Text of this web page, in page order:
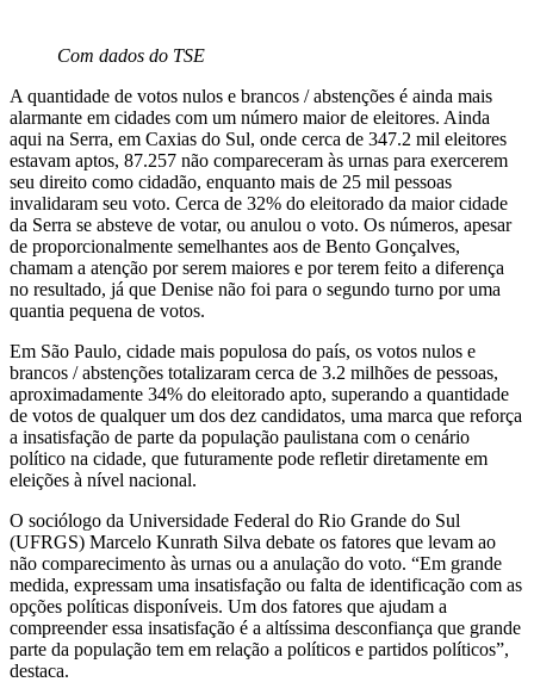
Com dados do TSE
A quantidade de votos nulos e brancos / abstenções é ainda mais
alarmante em cidades com um número maior de eleitores. Ainda
aqui na Serra, em Caxias do Sul, onde cerca de 347.2 mil eleitores
estavam aptos, 87.257 não compareceram às urnas para exercerem
seu direito como cidadão, enquanto mais de 25 mil pessoas
invalidaram seu voto. Cerca de 32% do eleitorado da maior cidade
da Serra se absteve de votar, ou anulou o voto. Os números, apesar
de proporcionalmente semelhantes aos de Bento Gonçalves,
chamam a atenção por serem maiores e por terem feito a diferença
no resultado, já que Denise não foi para o segundo turno por uma
quantia pequena de votos.
Em São Paulo, cidade mais populosa do país, os votos nulos e
brancos / abstenções totalizaram cerca de 3.2 milhões de pessoas,
aproximadamente 34% do eleitorado apto, superando a quantidade
de votos de qualquer um dos dez candidatos, uma marca que reforça
a insatisfação de parte da população paulistana com o cenário
político na cidade, que futuramente pode refletir diretamente em
eleições à nível nacional.
O sociólogo da Universidade Federal do Rio Grande do Sul
(UFRGS) Marcelo Kunrath Silva debate os fatores que levam ao
não comparecimento às urnas ou a anulação do voto. “Em grande
medida, expressam uma insatisfação ou falta de identificação com as
opções políticas disponíveis. Um dos fatores que ajudam a
compreender essa insatisfação é a altíssima desconfiança que grande
parte da população tem em relação a políticos e partidos políticos”,
destaca.